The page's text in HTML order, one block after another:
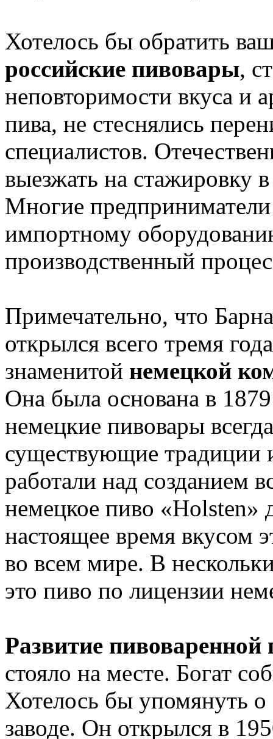
Хотелось бы обратить
российские пивовары,
неповторимости вкуса и
пива, не стеснялись
специалистов.
выезжать на
Многие предприниматели
импортному
производственный
Примечательно, что
открылся всего тремя
знаменитой немецкой
Она была основана в
немецкие пивовары
существующие традиции
работали над созданием
немецкое пиво
настоящее время вкусом
во всем мире. В
это пиво по лицензии
Развитие
стояло на месте. Богат
Хотелось бы упомянуть
заводе. Он открылся в